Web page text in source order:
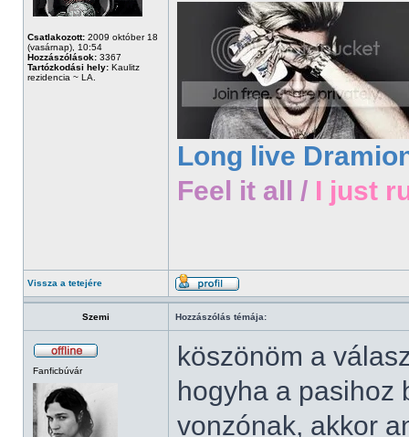
Csatlakozott: 2009 október 18
(vasárnap), 10:54
Hozzászólások: 3367
Tartózkodási hely: Kaulitz
rezidencia ~ LA.
Long live
Feel it all / I just
Vissza a tetejére
Szemi Hozzászólás témája:
Fanficbúvár
köszönöm a
hogyha a pasihoz
vonzónak, akkor